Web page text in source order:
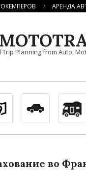
АРЕНДА
Trip Planning from Auto,
во